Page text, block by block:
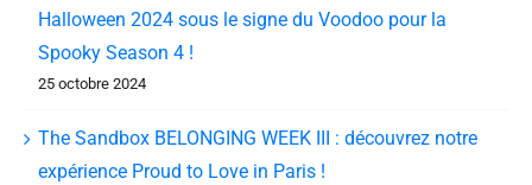
Halloween 2024 sous le signe du Voodoo pour la
Spooky Season 4 !
25 octobre 2024
The Sandbox BELONGING WEEK III : découvrez notre
expérience Proud to Love in Paris !